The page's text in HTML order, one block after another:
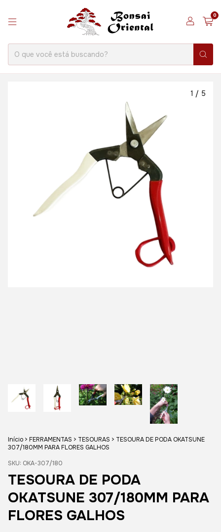
0
1 / 5
Início > FERRAMENTAS > TESOURAS > TESOURA DE PODA OKATSUNE
307/180MM PARA FLORES GALHOS
SKU: OKA-307/180
TESOURA DE PODA
OKATSUNE 307/180MM PARA
FLORES GALHOS